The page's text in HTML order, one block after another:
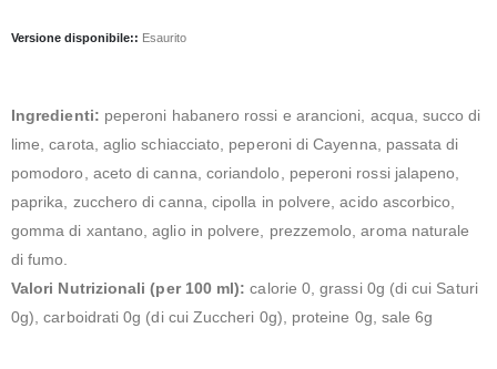
Versione disponibile:: Esaurito
Ingredienti: peperoni habanero rossi e arancioni, acqua, succo di
lime, carota, aglio schiacciato, peperoni di Cayenna, passata di
pomodoro, aceto di canna, coriandolo, peperoni rossi jalapeno,
paprika, zucchero di canna, cipolla in polvere, acido ascorbico,
gomma di xantano, aglio in polvere, prezzemolo, aroma naturale
di fumo.
Valori Nutrizionali (per 100 ml): calorie 0, grassi 0g (di cui Saturi
0g), carboidrati 0g (di cui Zuccheri 0g), proteine 0g, sale 6g